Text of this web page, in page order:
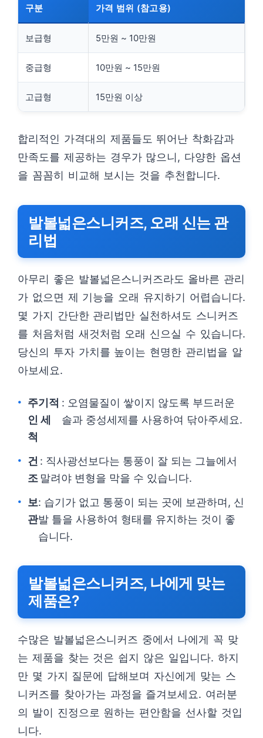
구분 가격 범위 (참고용)
보급형 5만원 ~ 10만원
중급형 10만원 ~ 15만원
고급형 15만원 이상
합리적인 가격대의 제품들도 뛰어난 착화감과
만족도를 제공하는 경우가 많으니, 다양한 옵션
을 꼼꼼히 비교해 보시는 것을 추천합니다.
발볼넓은스니커즈, 오래 신는 관
리법
아무리 좋은 발볼넓은스니커즈라도 올바른 관리
가 없으면 제 기능을 오래 유지하기 어렵습니다.
몇 가지 간단한 관리법만 실천하셔도 스니커즈
를 처음처럼 새것처럼 오래 신으실 수 있습니다.
당신의 투자 가치를 높이는 현명한 관리법을 알
아보세요.
주기적
인 세
척
: 오염물질이 쌓이지 않도록 부드러운
솔과 중성세제를 사용하여 닦아주세요.
건
조
: 직사광선보다는 통풍이 잘 되는 그늘에서
말려야 변형을 막을 수 있습니다.
보
관
: 습기가 없고 통풍이 되는 곳에 보관하며, 신
발 틀을 사용하여 형태를 유지하는 것이 좋
습니다.
발볼넓은스니커즈, 나에게 맞는
제품은?
수많은 발볼넓은스니커즈 중에서 나에게 꼭 맞
는 제품을 찾는 것은 쉽지 않은 일입니다. 하지
만 몇 가지 질문에 답해보며 자신에게 맞는 스
니커즈를 찾아가는 과정을 즐겨보세요. 여러분
의 발이 진정으로 원하는 편안함을 선사할 것입
니다.